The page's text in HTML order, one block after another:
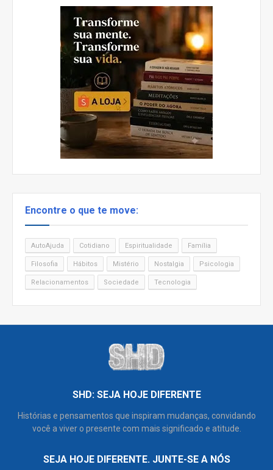
Encontre o que te move:
AutoAjuda Cotidiano Espiritualidade Família
Filosofia Hábitos Mistério Nostalgia Psicologia
Relacionamentos Sociedade Tecnologia
SHD: SEJA HOJE DIFERENTE
Histórias e pensamentos que inspiram mudanças, convidando
você a viver o presente com mais significado e atitude.
SEJA HOJE DIFERENTE. JUNTE-SE A NÓS